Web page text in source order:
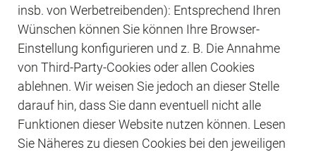
insb. von Werbetreibenden): Entsprechend Ihren
Wünschen können Sie können Ihre Browser-
Einstellung konfigurieren und z. B. Die Annahme
von Third-Party-Cookies oder allen Cookies
ablehnen. Wir weisen Sie jedoch an dieser Stelle
darauf hin, dass Sie dann eventuell nicht alle
Funktionen dieser Website nutzen können. Lesen
Sie Näheres zu diesen Cookies bei den jeweiligen